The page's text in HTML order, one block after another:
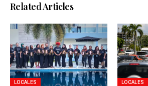
Related Articles
LOCALES LOCALES